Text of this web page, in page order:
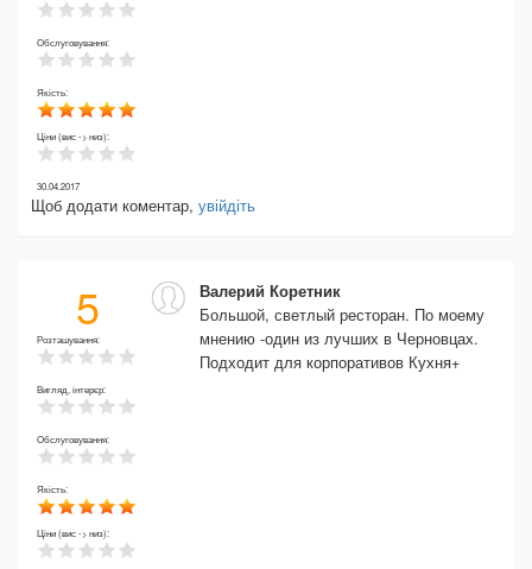
Обслуговування:
Якість:
Ціни (вис -> низ):
30.04.2017
Щоб додати коментар, увійдіть
5
Розташування:
Вигляд, інтерєр:
Обслуговування:
Якість:
Ціни (вис -> низ):
Валерий Коретник
Большой, светлый ресторан. По моему
мнению -один из лучших в Черновцах.
Подходит для корпоративов Кухня+